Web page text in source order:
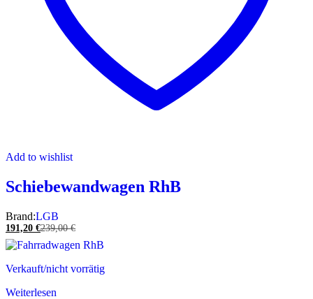
Add to wishlist
Schiebewandwagen RhB
Brand:LGB
191,20 €239,00€
Verkauft/nicht vorrätig
Weiterlesen